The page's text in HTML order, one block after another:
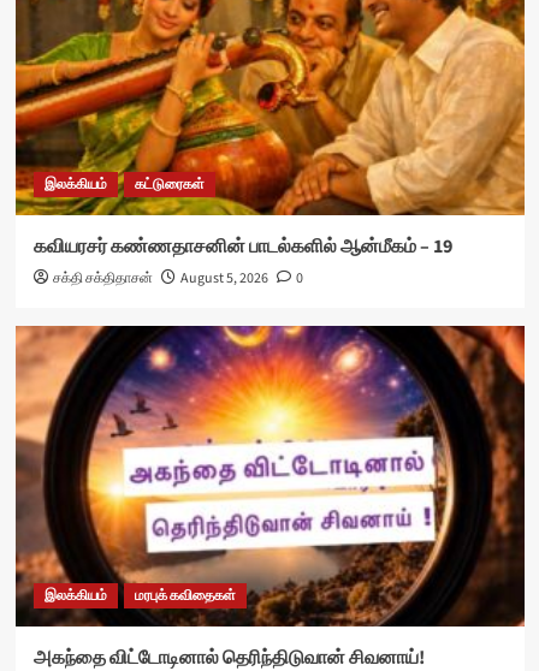
இலக்கியம் கட்டுரைகள்
கவியரசர் கண்ணதாசனின் பாடல்களில் ஆன்மீகம் – 19
சக்தி சக்திதாசன் August 5, 2026 0
இலக்கியம் மரபுக் கவிதைகள்
அகந்தை விட்டோடினால் தெரிந்திடுவான் சிவனாய்!